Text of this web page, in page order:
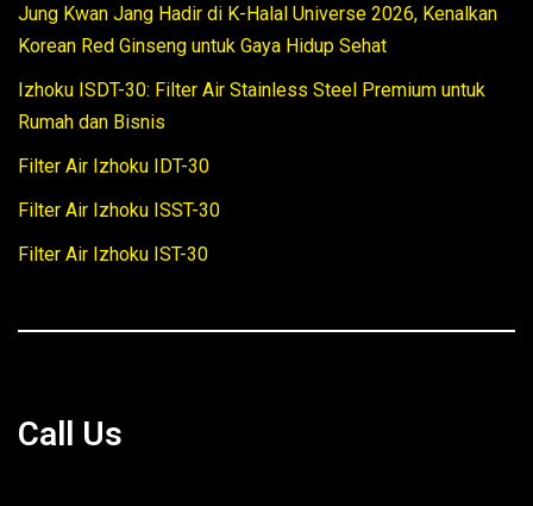
Jung Kwan Jang Hadir di K-Halal Universe 2026, Kenalkan
Korean Red Ginseng untuk Gaya Hidup Sehat
Izhoku ISDT-30: Filter Air Stainless Steel Premium untuk
Rumah dan Bisnis
Filter Air Izhoku IDT-30
Filter Air Izhoku ISST-30
Filter Air Izhoku IST-30
Call Us